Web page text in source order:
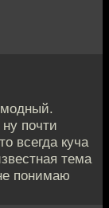
почти
всегда куча
тема
понимаю